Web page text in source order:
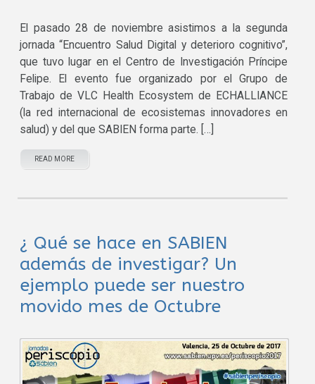
El pasado 28 de noviembre asistimos a la segunda
jornada “Encuentro Salud Digital y deterioro cognitivo”,
que tuvo lugar en el Centro de Investigación Príncipe
Felipe. El evento fue organizado por el Grupo de
Trabajo de VLC Health Ecosystem de ECHALLIANCE
(la red internacional de ecosistemas innovadores en
salud) y del que SABIEN forma parte. […]
READ MORE
¿ Qué se hace en SABIEN
además de investigar? Un
ejemplo puede ser nuestro
movido mes de Octubre